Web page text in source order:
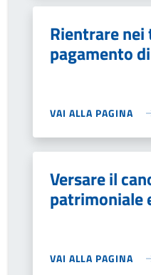
Rientrare
pagamento
VAI ALLA PAGINA
Versare il
patrimoniale
VAI ALLA PAGINA